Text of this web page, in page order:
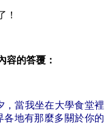
！
容的答覆：
，當我坐在大學食堂裡
各地有那麼多關於你的